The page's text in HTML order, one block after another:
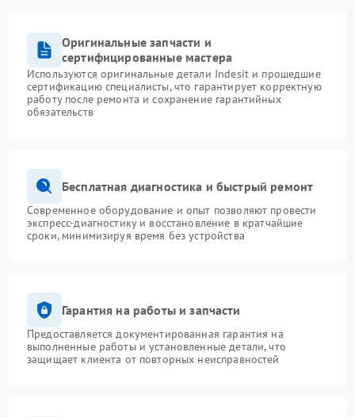
Оригинальные запчасти и
сертифицированные мастера
Используются оригинальные детали Indesit и прошедшие
сертификацию специалисты, что гарантирует корректную
работу после ремонта и сохранение гарантийных
обязательств
Бесплатная диагностика и быстрый ремонт
Современное оборудование и опыт позволяют провести
экспресс-диагностику и восстановление в кратчайшие
сроки, минимизируя время без устройства
Гарантия на работы и запчасти
Предоставляется документированная гарантия на
выполненные работы и установленные детали, что
защищает клиента от повторных неисправностей